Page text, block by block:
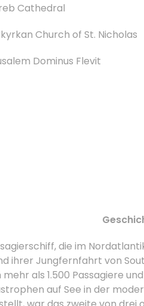
Cathedral
Church of St. Nicholas
Dominus Flevit
die im
ihrer Jungfernfahrt von
als 1.500 Passagiere
auf See in der